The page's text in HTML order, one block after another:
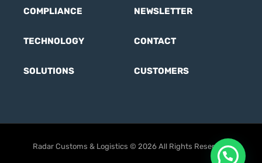
COMPLIANCE
TECHNOLOGY
SOLUTIONS
NEWSLETTER
CONTACT
CUSTOMERS
Radar Customs & Logistics © 2026 All Rights Reserved.